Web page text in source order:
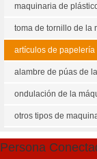
maquinaria de
toma de tornillo de la
artículos de papelería
maquinaria
alambre de púas de la
máquina
ondulación de la
otros tipos de
Persona